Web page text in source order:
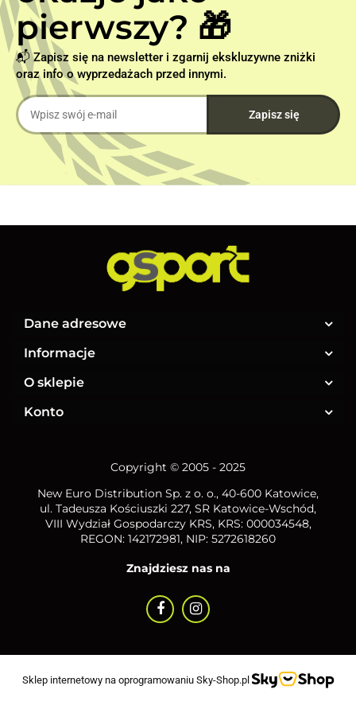
pierwszy? 🎁
📬 Zapisz się na newsletter i zgarnij ekskluzywne zniżki
oraz info o wyprzedażach przed innymi.
Dane adresowe
Informacje
O sklepie
Konto
Copyright © 2005 - 2025
New Euro Distribution Sp. z o. o., 40-600 Katowice,
ul. Tadeusza Kościuszki 227, SR Katowice-Wschód,
VIII Wydział Gospodarczy KRS, KRS: 000034548,
REGON: 142172981, NIP: 5272618260
Znajdziesz nas na
Sklep internetowy na oprogramowaniu Sky-Shop.pl